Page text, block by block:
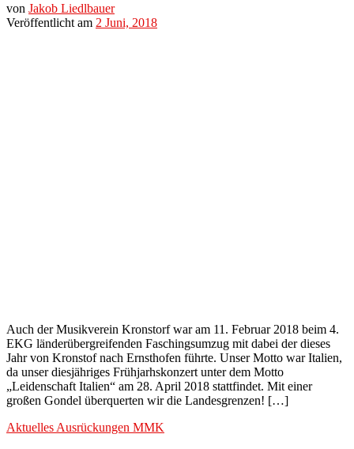
von Jakob Liedlbauer
Veröffentlicht am 2 Juni, 2018
Auch der Musikverein Kronstorf war am 11. Februar 2018 beim 4.
EKG länderübergreifenden Faschingsumzug mit dabei der dieses
Jahr von Kronstof nach Ernsthofen führte. Unser Motto war Italien,
da unser diesjähriges Frühjarhskonzert unter dem Motto
„Leidenschaft Italien“ am 28. April 2018 stattfindet. Mit einer
großen Gondel überquerten wir die Landesgrenzen! […]
Aktuelles Ausrückungen MMK